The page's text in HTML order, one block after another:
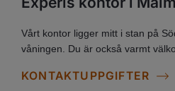
Vårt kontor ligger mitt i stan på
våningen. Du är också varmt
KONTAKTUPPGIFTER